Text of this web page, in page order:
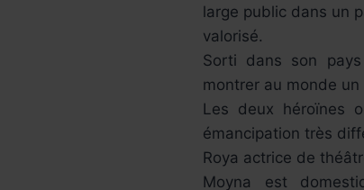
large public dans un
valorisé.
Sorti dans son
montrer au monde
Les deux héroïnes
émancipation très
Roya actrice de
Moyna est